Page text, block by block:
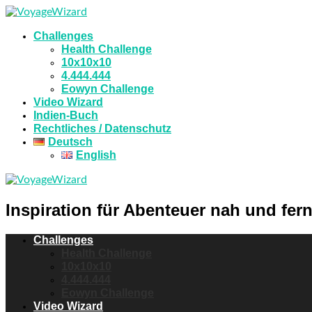
Challenges
Health Challenge
10x10x10
4.444.444
Eowyn Challenge
Video Wizard
Indien-Buch
Rechtliches / Datenschutz
Deutsch
English
Inspiration für Abenteuer nah und
Challenges
Video Wizard